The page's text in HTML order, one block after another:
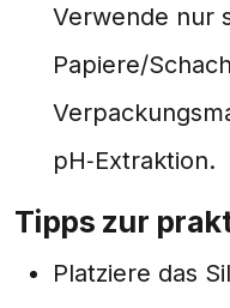
Verwende nur
Papiere/
pH‑Extraktion.
Tipps zur
Platziere das